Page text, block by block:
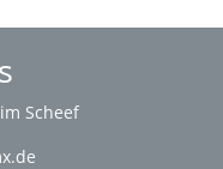
Scheef